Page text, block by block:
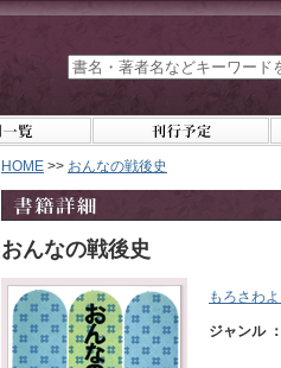
HOME >> おんなの戦後史
おんなの戦後史
もろさわ
ジャンル ：